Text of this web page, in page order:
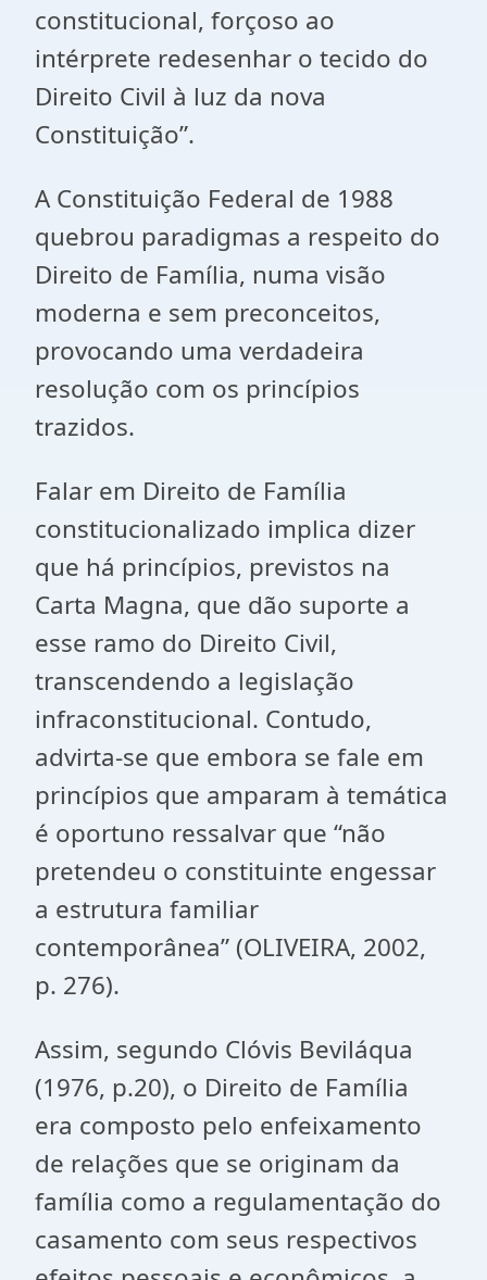
constitucional, forçoso ao
intérprete redesenhar o tecido do
Direito Civil à luz da nova
Constituição”.
A Constituição Federal de 1988
quebrou paradigmas a respeito do
Direito de Família, numa visão
moderna e sem preconceitos,
provocando uma verdadeira
resolução com os princípios
trazidos.
Falar em Direito de Família
constitucionalizado implica dizer
que há princípios, previstos na
Carta Magna, que dão suporte a
esse ramo do Direito Civil,
transcendendo a legislação
infraconstitucional. Contudo,
advirta-se que embora se fale em
princípios que amparam à temática
é oportuno ressalvar que “não
pretendeu o constituinte engessar
a estrutura familiar
contemporânea” (OLIVEIRA, 2002,
p. 276).
Assim, segundo Clóvis Beviláqua
(1976, p.20), o Direito de Família
era composto pelo enfeixamento
de relações que se originam da
família como a regulamentação do
casamento com seus respectivos